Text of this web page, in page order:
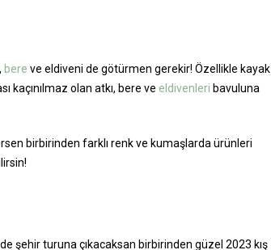
bere ve eldiveni de götürmen gerekir! Özellikle kayak
kaçınılmaz olan atkı, bere ve eldivenleri bavuluna
birbirinden farklı renk ve kumaşlarda ürünleri
şehir turuna çıkacaksan birbirinden güzel 2023 kış